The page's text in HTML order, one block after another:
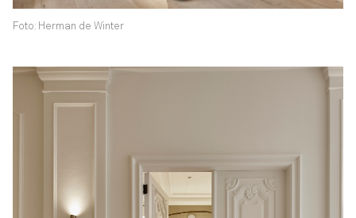
Foto: Herman de Winter